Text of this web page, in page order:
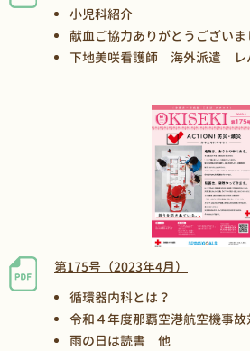
小児科紹介
献血ご協力ありがとうございま
下地美咲看護師 海外派遣 レ
第175号（2023年4月）
循環器内科とは？
令和４年度那覇空港航空機事
雨の日は読書 他